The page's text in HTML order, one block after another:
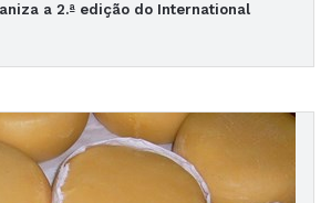
a 2.ª edição do International